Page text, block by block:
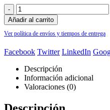
-
Añadir al carrito
Ver política de envíos y tiempos de entrega
Facebook Twitter LinkedIn
Descripción
Información adicional
Valoraciones (0)